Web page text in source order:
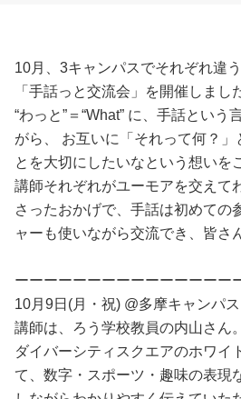
10月、3キャンパスでそれぞれ違
「手話っと交流会」を開催しまし
“わっと”＝“What” に、手話という
がら、 お互いに「それって何？」
とを大切にしたいなという想いを
講師それぞれがユーモアを交えて
さったおかげで、手話は初めての
ャーも使いながら交流でき、皆さ
ーーーーーーーーーーーーーーー
10月9日(月・祝) @多摩キャンパス
講師は、ろう学校教員の内山さん。
ダイバーシティスクエアのホワイ
て、数字・スポーツ・趣味の表現